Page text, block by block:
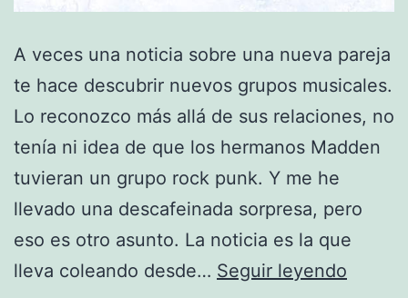
A veces una noticia sobre una nueva pareja
te hace descubrir nuevos grupos musicales.
Lo reconozco más allá de sus relaciones, no
tenía ni idea de que los hermanos Madden
tuvieran un grupo rock punk. Y me he
llevado una descafeinada sorpresa, pero
eso es otro asunto. La noticia es la que
lleva coleando desde… Seguir leyendo